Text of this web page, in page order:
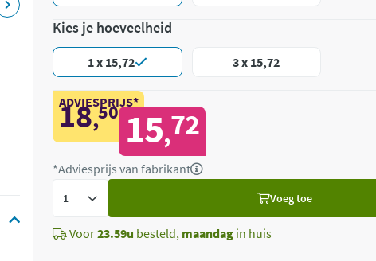
Kies je hoeveelheid
1 x 15,72 3 x 15,72
ADVIESPRIJS*
18,50 15,72
*Adviesprijs van fabrikant
Voeg toe
Voor23.59u besteld, maandag in huis